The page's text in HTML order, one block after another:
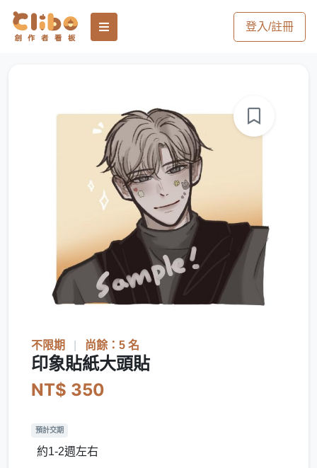
登入/註冊
不限期 尚餘：5 名
印象貼紙大頭貼
NT$ 350
預計交期
約1-2週左右